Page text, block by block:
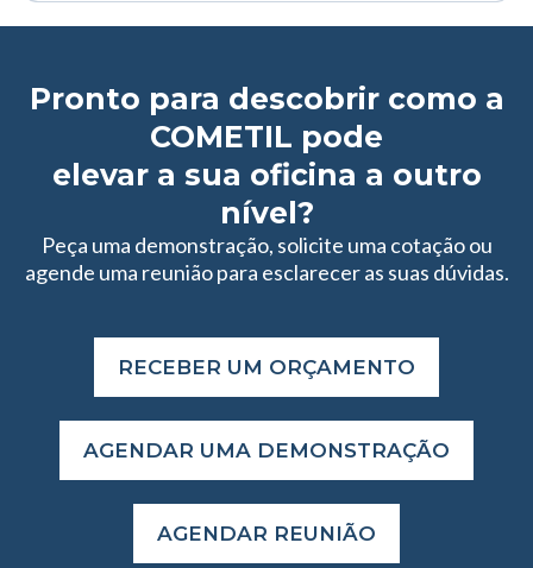
Pronto para descobrir como a
COMETIL pode
elevar a sua oficina a outro
nível?
Peça uma demonstração, solicite uma cotação ou
agende uma reunião para esclarecer as suas dúvidas.
RECEBER UM ORÇAMENTO
AGENDAR UMA DEMONSTRAÇÃO
AGENDAR REUNIÃO